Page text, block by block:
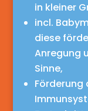
in kleiner
incl.
diese
Anregung
Sinne,
Förderung